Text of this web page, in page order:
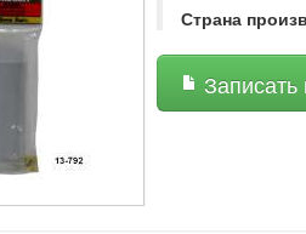
Страна
Записать